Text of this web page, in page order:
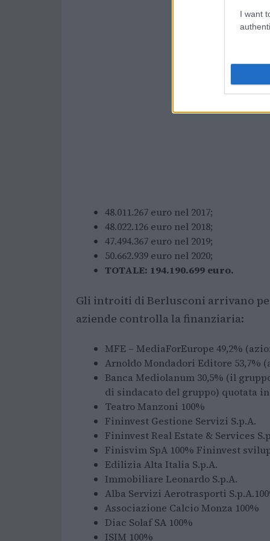
I want
48.011.267 euro nel 2017;
48.022.126 euro nel 2018;
47.494.367 euro nel 2019;
50.662.939 euro nel 2020;
TOTALE: 194.190.699 euro.
Gli introiti di Berlusconi arrivano
aziende controlla la finanziaria:
MFE – MediaForEurope 49,2%
Arnoldo Mondadori Editore 53,7%
Banca Mediolanum 30,5% (il
di sindacato del gruppo) quotata
Teatro Manzoni 100%
Fininvest Gestione Servizi S.p.A.
Fininvest Real Estate & Services
Finisvim SpA 100% Fininvest
Edilizia Alta Italia S.p.A.
Immobiliare Leonardo S.p.A.
Alba Servizi Aerotrasporti
Associazione Calcio Monza 100%
Diac Solaf SA 100%
ISIM 100%